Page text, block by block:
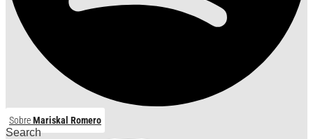
SobreMariskal Romero
Search